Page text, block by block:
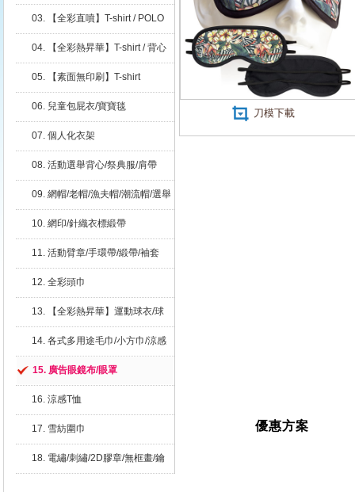
03. 【全彩直噴】T-shirt / POLO
04. 【全彩熱昇華】T-shirt / 背心
05. 【素面無印刷】T-shirt
06. 兒童包屁衣/寶寶毯
07. 個人化衣架
08. 活動選舉背心/祭典服/肩帶
09. 網帽/老帽/漁夫帽/潮流帽/選舉
10. 網印/針織衣標緞帶
11. 活動臂章/手環帶/緞帶/袖套
12. 全彩頭巾
13. 【全彩熱昇華】運動球衣/球
14. 各式多用途毛巾/小方巾/涼感
巾/造型擦手巾
15. 廣告眼鏡布/眼罩
16. 涼感T恤
17. 雪紡圍巾
18. 電繡/刺繡/2D膠章/無框畫/鑰
刀模下載
優惠方案